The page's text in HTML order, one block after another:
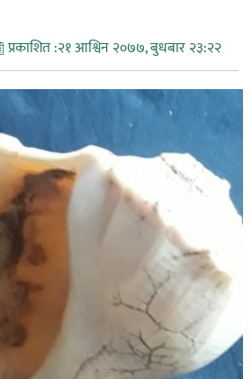
प्रकाशित :२१ आश्विन २०७७, बुधबार २३:२२